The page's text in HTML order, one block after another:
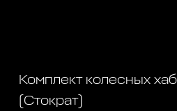
Комплект колесных
(Стократ)